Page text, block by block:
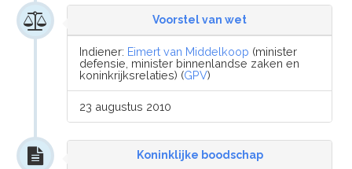
Voorstel van wet
Indiener: Eimert van Middelkoop (minister
defensie, minister binnenlandse zaken en
koninkrijksrelaties) (GPV)
23 augustus 2010
Koninklijke boodschap